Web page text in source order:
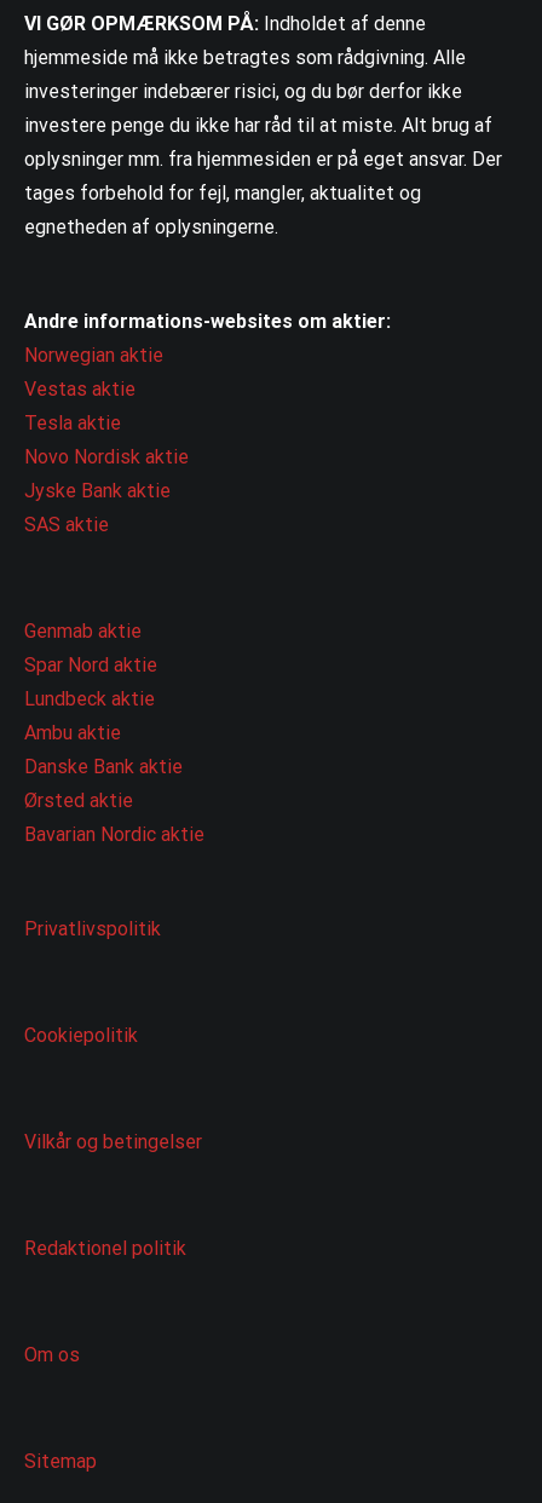
VI GØR OPMÆRKSOM PÅ: Indholdet af denne
hjemmeside må ikke betragtes som rådgivning. Alle
investeringer indebærer risici, og du bør derfor ikke
investere penge du ikke har råd til at miste. Alt brug af
oplysninger mm. fra hjemmesiden er på eget ansvar. Der
tages forbehold for fejl, mangler, aktualitet og
egnetheden af oplysningerne.
Andre informations-websites om aktier:
Norwegian aktie
Vestas aktie
Tesla aktie
Novo Nordisk aktie
Jyske Bank aktie
SAS aktie
Genmab aktie
Spar Nord aktie
Lundbeck aktie
Ambu aktie
Danske Bank aktie
Ørsted aktie
Bavarian Nordic aktie
Privatlivspolitik
Cookiepolitik
Vilkår og betingelser
Redaktionel politik
Om os
Sitemap